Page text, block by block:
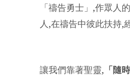
「禱告勇士」,作眾人
人,在禱告中彼此扶持,
讓我們靠著聖靈, 「隨